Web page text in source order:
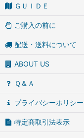
ＧＵＩＤＥ
ご購入の前に
配送・送料について
ABOUT US
Ｑ＆Ａ
プライバシーポリシー
特定商取引法表示